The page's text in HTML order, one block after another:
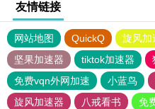
友情链接
网站地图 QuickQ 旋风加
坚果加速器
tiktok加速器
免费vqn外网加速
小蓝鸟
旋风加速器
八戒看书
免